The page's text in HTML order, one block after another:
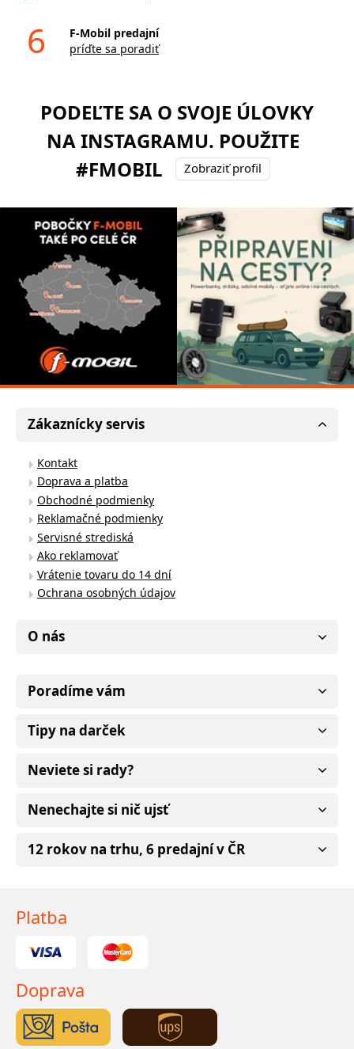
6
F-Mobil predajní
príďte sa poradiť
PODEĽTE SA O SVOJE ÚLOVKY
NA INSTAGRAMU. POUŽITE
#FMOBIL
Zobraziť profil
Zákaznícky servis
Kontakt
Doprava a platba
Obchodné podmienky
Reklamačné podmienky
Servisné strediská
Ako reklamovať
Vrátenie tovaru do 14 dní
Ochrana osobných údajov
O nás
Poradíme vám
Tipy na darček
Neviete si rady?
Nenechajte si nič ujsť
12 rokov na trhu, 6 predajní v ČR
Platba
Doprava